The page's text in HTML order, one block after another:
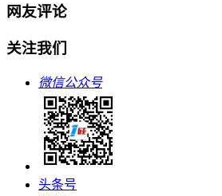
网友评论
关注我们
微信公众号
头条号